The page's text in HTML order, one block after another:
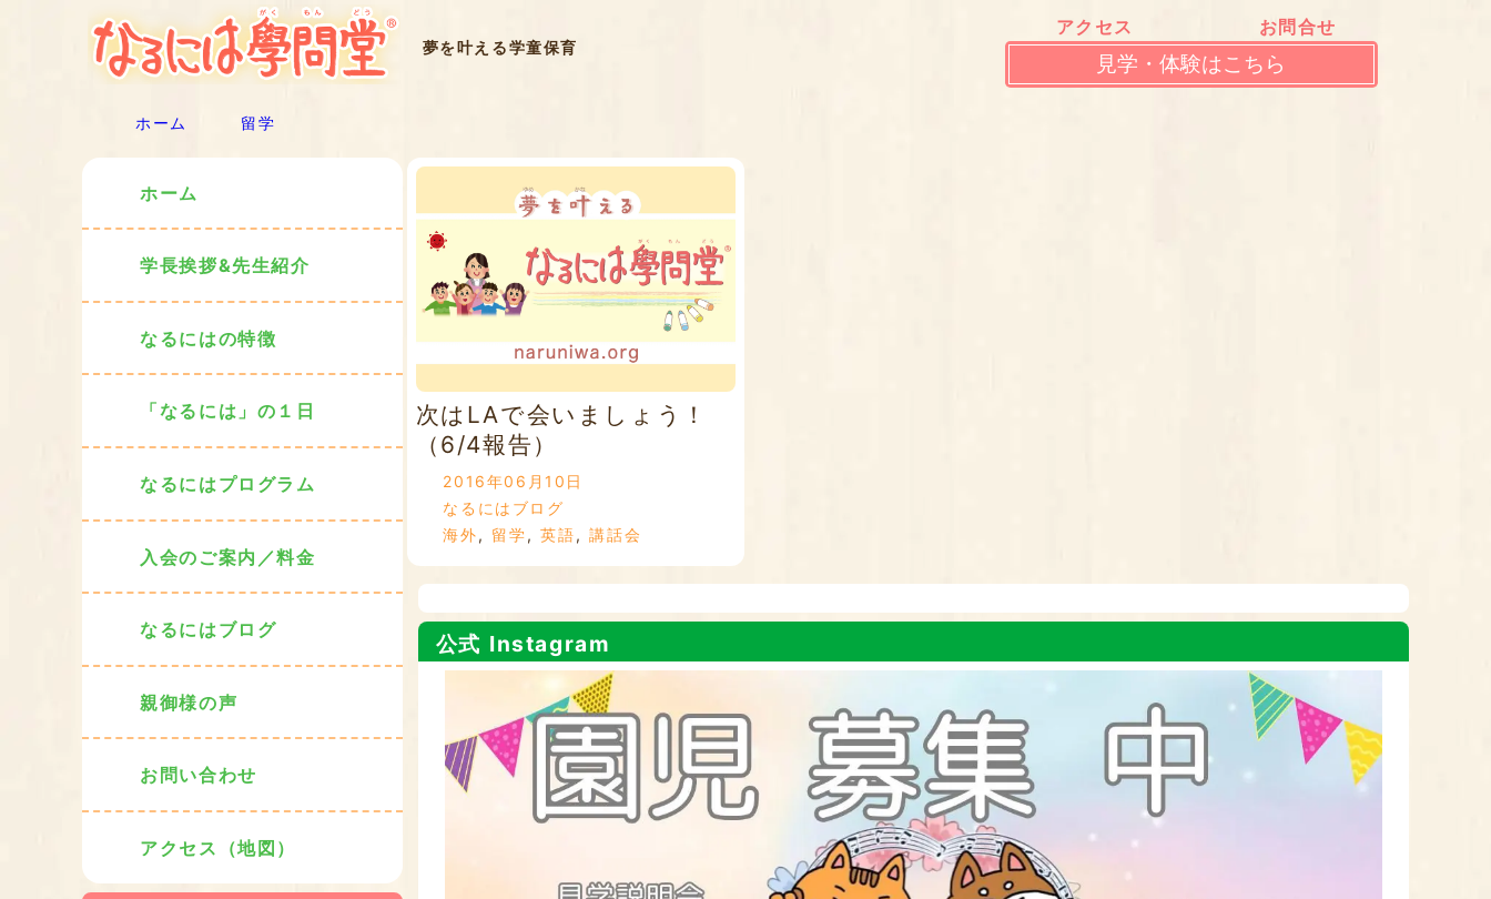
夢を叶える学童保育
アクセス お問合せ
見学・体験はこちら
ホーム 留学
次はLAで会いましょう！
（6/4報告）
2016年06月10日
なるにはブログ
海外, 留学,英語,講話会
公式 Instagram
ホーム
学長挨拶&先生紹介
なるにはの特徴
「なるには」の１日
なるにはプログラム
入会のご案内／料金
なるにはブログ
親御様の声
お問い合わせ
アクセス（地図）